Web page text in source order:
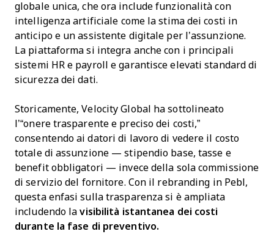
globale unica, che ora include funzionalità con
intelligenza artificiale come la stima dei costi in
anticipo e un assistente digitale per l’assunzione.
La piattaforma si integra anche con i principali
sistemi HR e payroll e garantisce elevati standard di
sicurezza dei dati.
Storicamente, Velocity Global ha sottolineato
l’“onere trasparente e preciso dei costi,”
consentendo ai datori di lavoro di vedere il costo
totale di assunzione — stipendio base, tasse e
benefit obbligatori — invece della sola commissione
di servizio del fornitore. Con il rebranding in Pebl,
questa enfasi sulla trasparenza si è ampliata
includendo lavisibilità istantanea dei costi
durante la fase di preventivo.